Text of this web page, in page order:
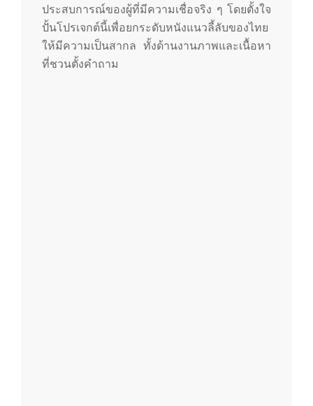
ประสบการณ์ของผู้ที่มีความเชื่อจริง ๆ โดยตั้งใจ
ปั้นโปรเจกต์นี้เพื่อยกระดับหนังแนวลี้ลับของไทย
ให้มีความเป็นสากล ทั้งด้านงานภาพและเนื้อหา
ที่ชวนตั้งคำถาม